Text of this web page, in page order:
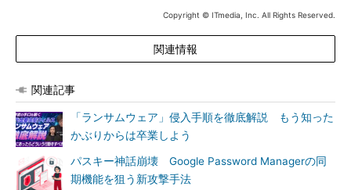
ント作成などを重点的に調査するよう求めた。
この他、同社は無許可の設定変更や不審なアカウント作成など
が確認された場合、機器を侵害済みとして扱うべきだとしてい
VPNユーザーの追加や予期しないパスワード変更、通常利用し
ない地域からのVPN接続などは、攻撃者による内部侵入や横展開
の兆候である可能性がある。
特に「Active Directory」やLDAPと連携している環境では、
Copyright © ITmedia, Inc. All Rights Reserved.
関連情報
関連記事
「ランサムウェア」侵入手順を徹底解説 もう知った
かぶりからは卒業しよう
パスキー神話崩壊 Google Password Managerの同
期機能を狙う新攻撃手法